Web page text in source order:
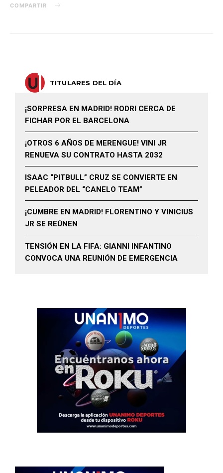
COMPARTIR
TITULARES DEL DÍA
¡SORPRESA EN MADRID! RODRI CERCA DE
FICHAR POR EL BARCELONA
¡OTROS 6 AÑOS DE MERENGUE! VINI JR
RENUEVA SU CONTRATO HASTA 2032
ISAAC “PITBULL” CRUZ SE CONVIERTE EN
PELEADOR DEL “CANELO TEAM”
¡CUMBRE EN MADRID! FLORENTINO Y VINICIUS
JR SE REÚNEN
TENSIÓN EN LA FIFA: GIANNI INFANTINO
CONVOCA UNA REUNIÓN DE EMERGENCIA